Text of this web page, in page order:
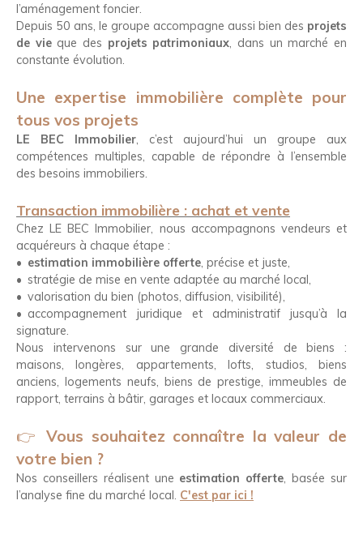
l’aménagement foncier.
Depuis 50 ans, le groupe accompagne aussi bien des projets
de vieque des projets patrimoniaux, dans un marché en
constante évolution.
Une expertise immobilière complète pour
tous vos projets
LE BEC Immobilier, c’est aujourd’hui un groupe aux
compétences multiples, capable de répondre à l’ensemble
des besoins immobiliers.
Transaction immobilière : achat et vente
Chez LE BEC Immobilier, nous accompagnons vendeurs et
acquéreurs à chaque étape :
estimation immobilière offerte, précise et juste,
stratégie de mise en vente adaptée au marché local,
valorisation du bien (photos, diffusion, visibilité),
accompagnement juridique et administratif jusqu’à la
signature.
Nous intervenons sur une grande diversité de biens :
maisons, longères, appartements, lofts, studios, biens
anciens, logements neufs, biens de prestige, immeubles de
rapport, terrains à bâtir, garages et locaux commerciaux.
👉Vous souhaitez connaître la valeur de
votre bien ?
Nos conseillers réalisent une estimation offerte, basée sur
l’analyse fine du marché local. C'est par ici !